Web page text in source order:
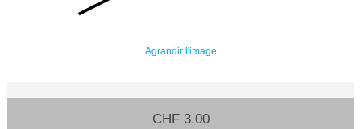
Agrandir l'image
CHF 3.00